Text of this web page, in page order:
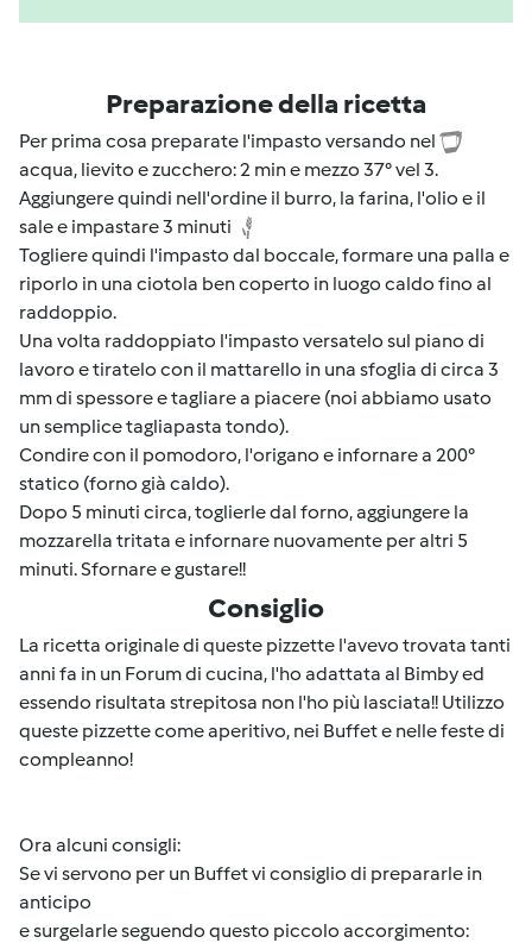
Preparazione della ricetta
Per prima cosa preparate l'impasto versando nel
acqua, lievito e zucchero: 2 min e mezzo 37° vel 3.
Aggiungere quindi nell'ordine il burro, la farina, l'olio e il
sale e impastare 3 minuti
Togliere quindi l'impasto dal boccale, formare una palla e
riporlo in una ciotola ben coperto in luogo caldo fino al
raddoppio.
Una volta raddoppiato l'impasto versatelo sul piano di
lavoro e tiratelo con il mattarello in una sfoglia di circa 3
mm di spessore e tagliare a piacere (noi abbiamo usato
un semplice tagliapasta tondo).
Condire con il pomodoro, l'origano e infornare a 200°
statico (forno già caldo).
Dopo 5 minuti circa, toglierle dal forno, aggiungere la
mozzarella tritata e infornare nuovamente per altri 5
minuti. Sfornare e gustare!!
Consiglio
La ricetta originale di queste pizzette l'avevo trovata tanti
anni fa in un Forum di cucina, l'ho adattata al Bimby ed
essendo risultata strepitosa non l'ho più lasciata!! Utilizzo
queste pizzette come aperitivo, nei Buffet e nelle feste di
compleanno!
Ora alcuni consigli:
Se vi servono per un Buffet vi consiglio di prepararle in
anticipo
e surgelarle seguendo questo piccolo accorgimento: